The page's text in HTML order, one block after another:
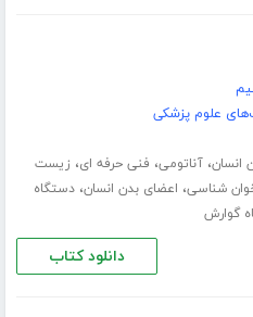
علوم پزشکی
انسان،آناتومی، فنی حرفه ای، زیست
شناسی، اعضای بدن انسان،دستگاه
گوارش
دانلود کتاب